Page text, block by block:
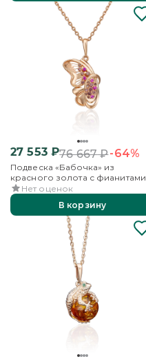
27 553₽76 667₽-64%
Подвеска «Бабочка» из
красного золота с фианитами
Нет оценок
В корзину